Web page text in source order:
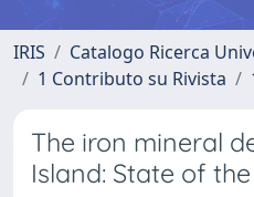
IRIS
Catalogo Ricerca
1 Contributo su Rivista
The iron mineral
Island: State of